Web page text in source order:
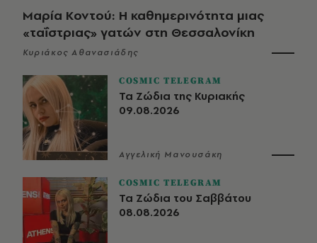
Μαρία Κοντού: Η καθημερινότητα μιας
«ταΐστριας» γατών στη Θεσσαλονίκη
Κυριάκος Αθανασιάδης
COSMIC TELEGRAM
Τα Ζώδια της Κυριακής
09.08.2026
Αγγελική Μανουσάκη
COSMIC TELEGRAM
Τα Ζώδια του Σαββάτου
08.08.2026